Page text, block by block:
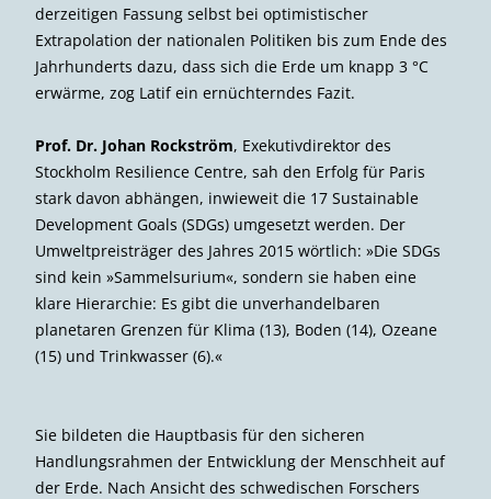
derzeitigen Fassung selbst bei optimistischer
Extrapolation der nationalen Politiken bis zum Ende des
Jahrhunderts dazu, dass sich die Erde um knapp 3 °C
erwärme, zog Latif ein ernüchterndes Fazit.
Prof. Dr. Johan Rockström, Exekutiv­direktor des
Stockholm Resilience Centre, sah den Erfolg für Paris
stark davon abhängen, inwieweit die 17 Sustainable
Development Goals (SDGs) umgesetzt werden. Der
Umweltpreisträger des Jahres 2015 wörtlich: »Die SDGs
sind kein »Sammelsurium«, sondern sie haben eine
klare Hierarchie: Es gibt die unverhandelbaren
planetaren Grenzen für Klima (13), Boden (14), Ozeane
(15) und Trinkwasser (6).«
Sie bildeten die Hauptbasis für den sicheren
Handlungsrahmen der Entwicklung der Menschheit auf
der Erde. Nach Ansicht des schwedischen Forschers